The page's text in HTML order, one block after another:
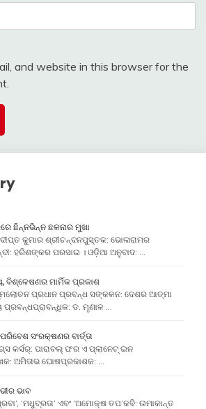
and website in this browser for the
ଛିନ୍ନଭିନ୍ନ ଛଳନାର ମୁଖା
କୁମାର ଶ୍ରୀଚନ୍ଦନପୁସ୍ତକ: ଭୋଳାରାମର
ହରିଶଙ୍କର ପରସାଇ । ଓଡ଼ିଆ ଅନୁବାଦ: …
ବିଶ୍ଳେଷଣର ମାର୍ମିକ ପ୍ରକାଶ
ପ୍ରଧାନ ପ୍ରବନ୍ଧ ସଙ୍କଳନ: ଦେଶର ଆତ୍ମା
ପ୍ରବନ୍ଧପ୍ରାବନ୍ଧିକ: ଡ. ମୃଣାଳ …
ସଂରକ୍ଷଣର ବାର୍ତ୍ତା
କର୍ସର୍: ପାରାବଲ୍ ଫର ଏ ପ୍ଲାନେଟ୍ ଇନ
ଅମିତାଭ ଘୋଷପ୍ରକାଶକ: …
ଭାବ
‘ମଧୁବ୍ରତା’ ଏବଂ ‘ଅମୋକ୍ଷ ତପ’କବି: ଉମାକାନ୍ତ